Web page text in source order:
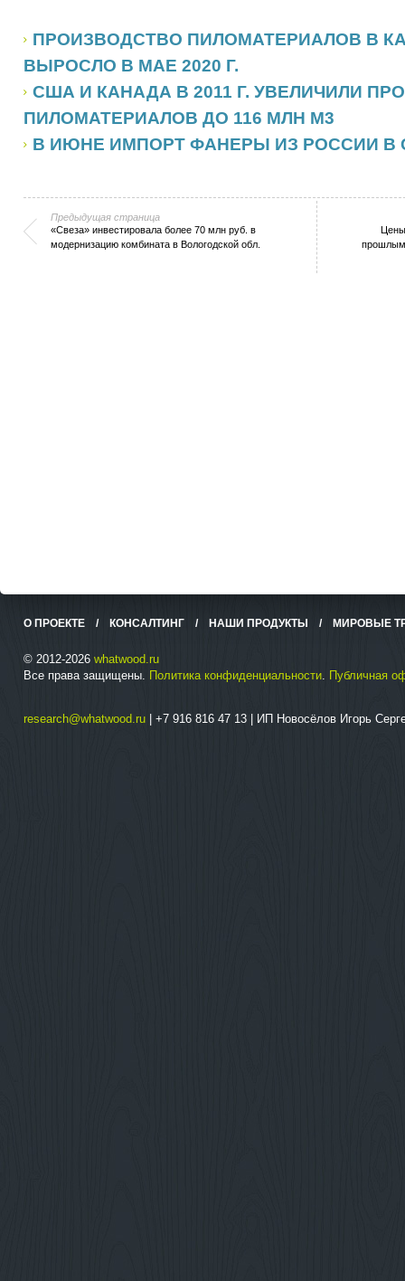
ПРОИЗВОДСТВО ПИЛОМАТЕРИАЛОВ В
ВЫРОСЛО В МАЕ 2020 Г.
США И КАНАДА В 2011 Г. УВЕЛИЧИЛИ
ПИЛОМАТЕРИАЛОВ ДО 116 МЛН М3
В ИЮНЕ ИМПОРТ ФАНЕРЫ ИЗ РОССИИ В
Предыдущая страница
«Свеза» инвестировала более 70 млн руб. в
модернизацию комбината в Вологодской обл.
прошлым
О ПРОЕКТЕ / КОНСАЛТИНГ / НАШИ ПРОДУКТЫ / МИРОВЫЕ
© 2012-2026 whatwood.ru
Все права защищены. Политика конфиденциальности. Публичная
research@whatwood.ru | +7 916 816 47 13 | ИП Новосёлов Игорь